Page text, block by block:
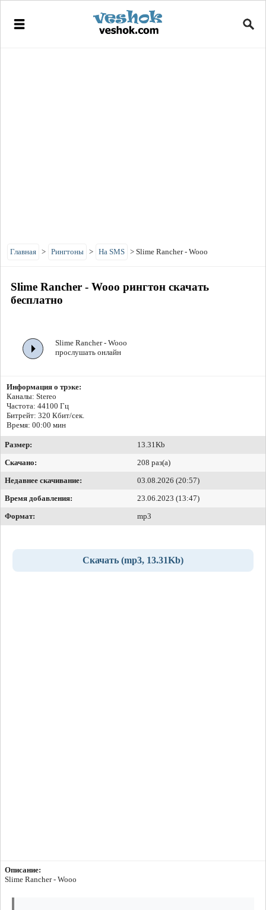
Главная > Рингтоны > На SMS > Slime Rancher - Wooo
Slime Rancher - Wooo рингтон скачать
бесплатно
Slime Rancher - Wooo
прослушать онлайн
Информация о трэке:
Каналы: Stereo
Частота: 44100 Гц
Битрейт: 320 Кбит/сек.
Время: 00:00 мин
Размер:
13.31Kb
Скачано:
208 раз(а)
Недавнее скачивание:
03.08.2026 (20:57)
Время добавления:
23.06.2023 (13:47)
Формат:
mp3
Скачать (mp3, 13.31Kb)
Описание:
Slime Rancher - Wooo